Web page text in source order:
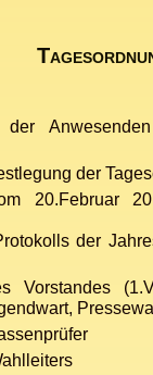
der
der
20.Februar
der
Vorstandes